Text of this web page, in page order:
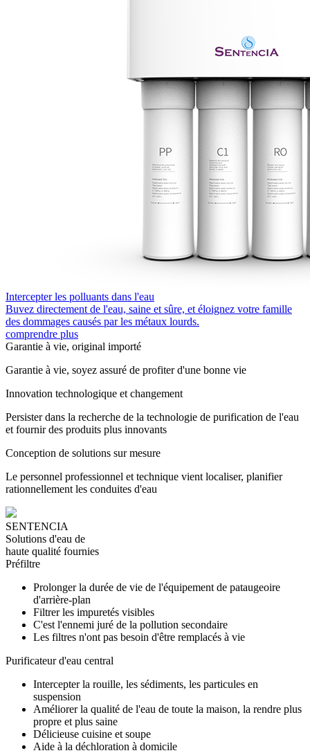
Intercepter les polluants dans l'eau
Buvez directement de l'eau, saine et sûre, et éloignez votre famille
des dommages causés par les métaux lourds.
comprendre plus
Garantie à vie, original importé
Garantie à vie, soyez assuré de profiter d'une bonne vie
Innovation technologique et changement
Persister dans la recherche de la technologie de purification de l'eau
et fournir des produits plus innovants
Conception de solutions sur mesure
Le personnel professionnel et technique vient localiser, planifier
rationnellement les conduites d'eau
SENTENCIA
Solutions d'eau de
haute qualité fournies
Préfiltre
Prolonger la durée de vie de l'équipement de pataugeoire
d'arrière-plan
Filtrer les impuretés visibles
C'est l'ennemi juré de la pollution secondaire
Les filtres n'ont pas besoin d'être remplacés à vie
Purificateur d'eau central
Intercepter la rouille, les sédiments, les particules en
suspension
Améliorer la qualité de l'eau de toute la maison, la rendre plus
propre et plus saine
Délicieuse cuisine et soupe
Aide à la déchloration à domicile